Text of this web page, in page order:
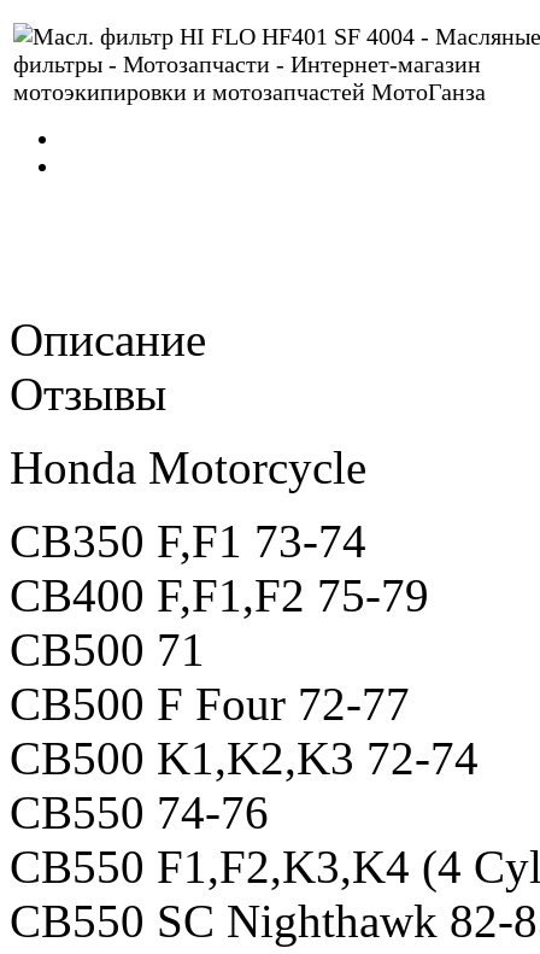
Описание
Отзывы
Honda Motorcycle
CB350 F,F1 73-74
CB400 F,F1,F2 75-79
CB500 71
CB500 F Four 72-77
CB500 K1,K2,K3 72-74
CB550 74-76
CB550 F1,F2,K3,K4 (4
CB550 SC Nighthawk 82-